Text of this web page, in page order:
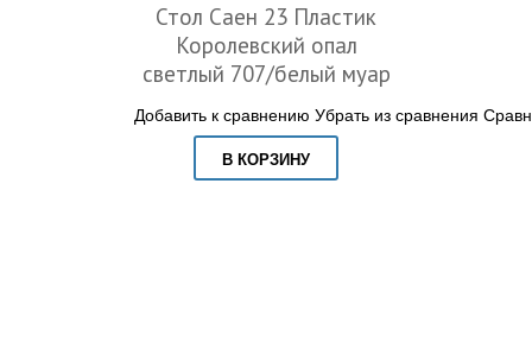
Стол Саен 23 Пластик
Королевский опал
светлый 707/белый муар
Добавить к сравнению Убрать из сравнения
В КОРЗИНУ